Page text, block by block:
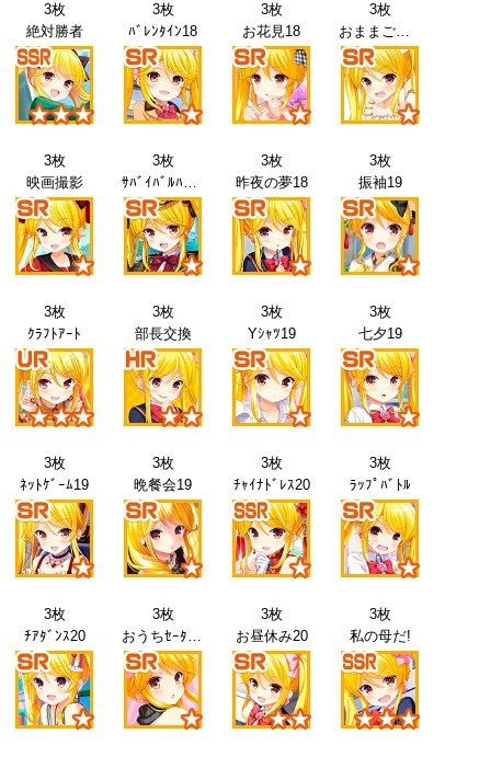
3枚
絶対勝者
3枚
ﾊﾞﾚﾝﾀｲﾝ18
3枚
お花見18
3枚
おままごと18
3枚
映画撮影
3枚
ｻﾊﾞｲﾊﾞﾙﾊﾞﾄﾙ18
3枚
昨夜の夢18
3枚
振袖19
3枚
ｸﾗﾌﾄｱｰﾄ
3枚
部長交換
3枚
Yｼｬﾂ19
3枚
七夕19
3枚
ﾈｯﾄｹﾞｰﾑ19
3枚
晩餐会19
3枚
ﾁｬｲﾅﾄﾞﾚｽ20
3枚
ﾗｯﾌﾟﾊﾞﾄﾙ
3枚
ﾁｱﾀﾞﾝｽ20
3枚
おうちｾｰﾀｰ20
3枚
お昼休み20
3枚
私の母だ!